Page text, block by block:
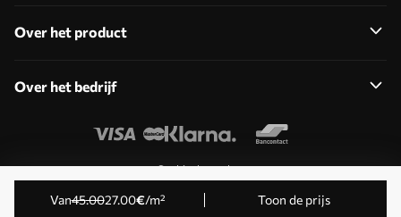
Van45.0027.00€/m² Toon de prijs
Over het product
Over het bedrijf
Cookies bewerken
© 2011-2026 Uwalls . Alle rechten voorbehouden. Beheerd
door KLW Sp. z o.o. BTW-ID: PL9223057591.